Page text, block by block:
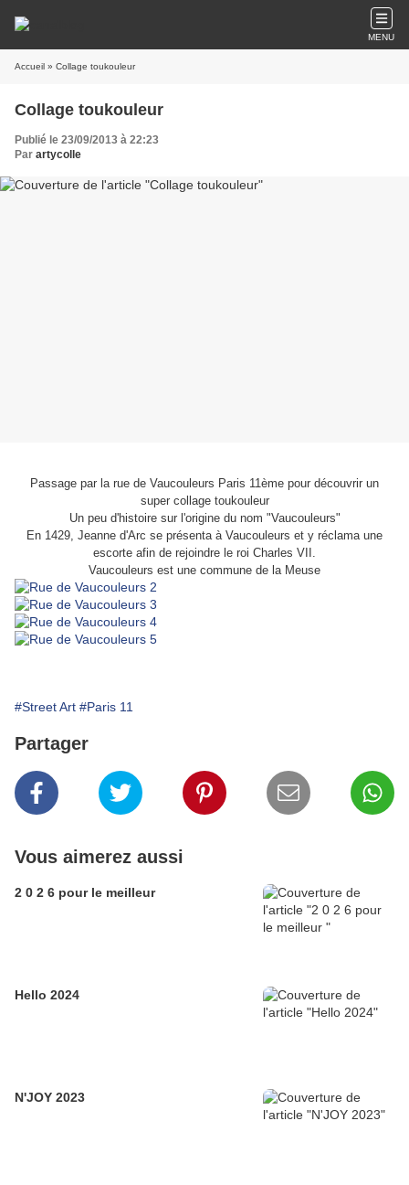
MENU
Accueil » Collage toukouleur
Collage toukouleur
Publié le 23/09/2013 à 22:23
Par artycolle
Passage par la rue de Vaucouleurs Paris 11ème pour découvrir un
super collage toukouleur
Un peu d'histoire sur l'origine du nom "Vaucouleurs"
En 1429, Jeanne d'Arc se présenta à Vaucouleurs et y réclama une
escorte afin de rejoindre le roi Charles VII.
Vaucouleurs est une commune de la Meuse
#Street Art #Paris 11
Partager
Vous aimerez aussi
2 0 2 6 pour le meilleur
Hello 2024
N'JOY 2023